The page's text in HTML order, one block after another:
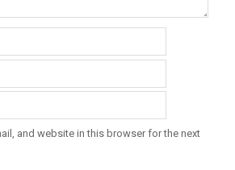
and website in this browser for the next